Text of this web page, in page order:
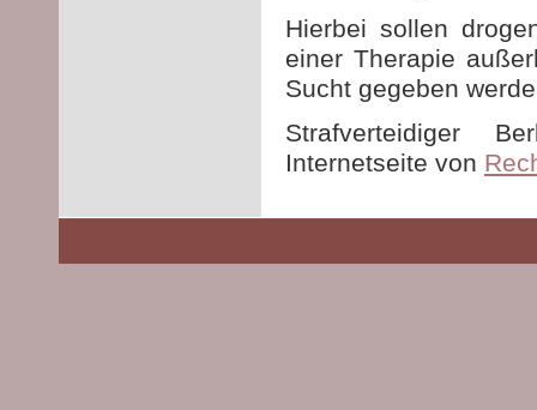
Hierbei sollen
einer Therapie
Sucht gegeben
Strafverteidiger
Internetseite von